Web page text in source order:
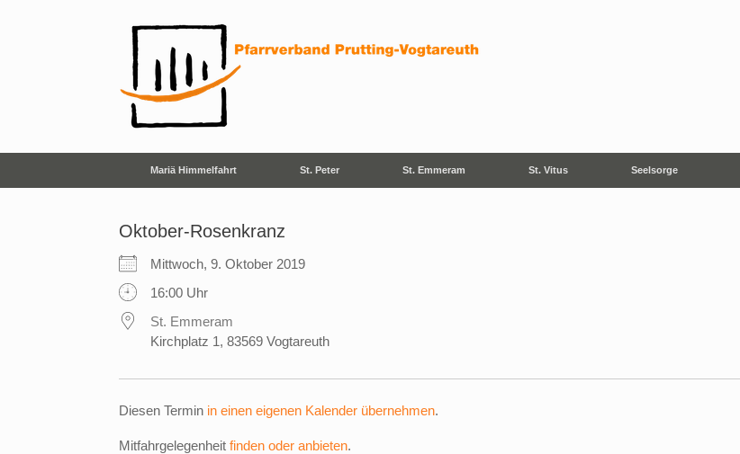
Mariä Himmelfahrt St. Peter St. Emmeram St. Vitus Seelsorge
Oktober-Rosenkranz
Mittwoch, 9. Oktober 2019
16:00 Uhr
St. Emmeram
Kirchplatz 1, 83569 Vogtareuth
Diesen Termin in einen eigenen Kalender übernehmen.
Mitfahrgelegenheit finden oder anbieten.